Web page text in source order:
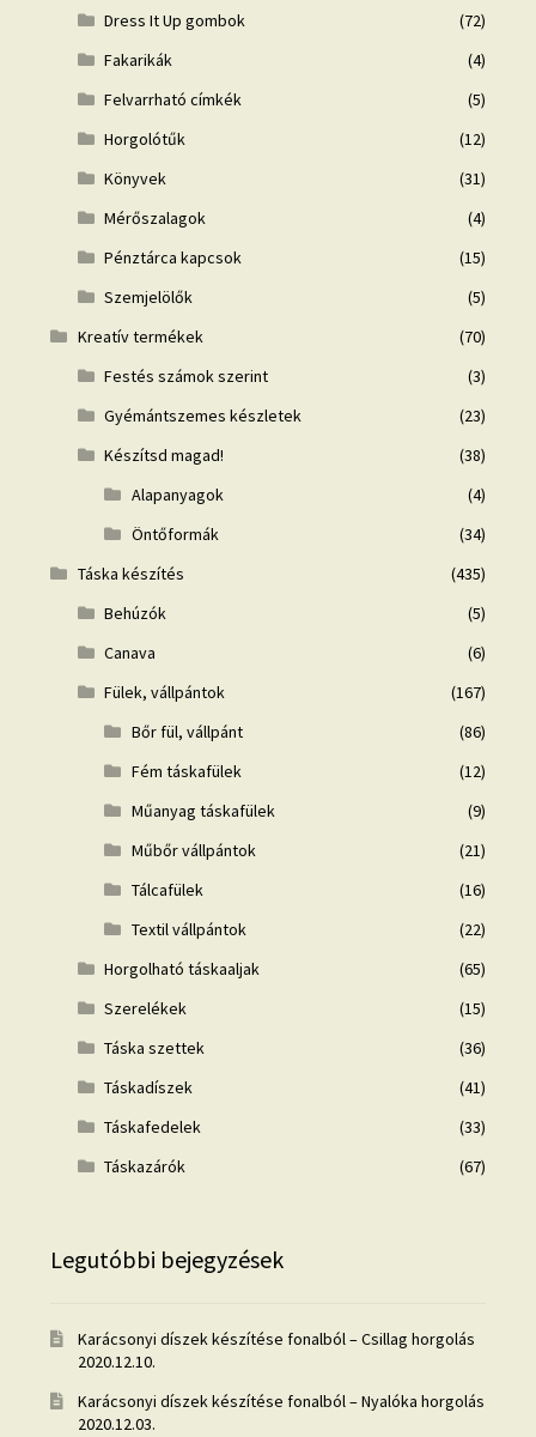
Dress It Up gombok
(72)
Fakarikák
(4)
Felvarrható címkék
(5)
Horgolótűk
(12)
Könyvek
(31)
Mérőszalagok
(4)
Pénztárca kapcsok
(15)
Szemjelölők
(5)
Kreatív termékek
(70)
Festés számok szerint
(3)
Gyémántszemes készletek
(23)
Készítsd magad!
(38)
Alapanyagok
(4)
Öntőformák
(34)
Táska készítés
(435)
Behúzók
(5)
Canava
(6)
Fülek, vállpántok
(167)
Bőr fül, vállpánt
(86)
Fém táskafülek
(12)
Műanyag táskafülek
(9)
Műbőr vállpántok
(21)
Tálcafülek
(16)
Textil vállpántok
(22)
Horgolható táskaaljak
(65)
Szerelékek
(15)
Táska szettek
(36)
Táskadíszek
(41)
Táskafedelek
(33)
Táskazárók
(67)
Legutóbbi bejegyzések
Karácsonyi díszek készítése fonalból – Csillag horgolás
2020.12.10.
Karácsonyi díszek készítése fonalból – Nyalóka horgolás
2020.12.03.